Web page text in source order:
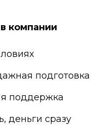
компании
подготовка
поддержка
деньги сразу